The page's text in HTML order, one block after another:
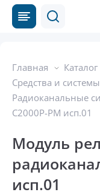
Главная
Каталог
Средства и
Радиоканальные
С2000Р-РМ исп.01
Модуль
исп.01